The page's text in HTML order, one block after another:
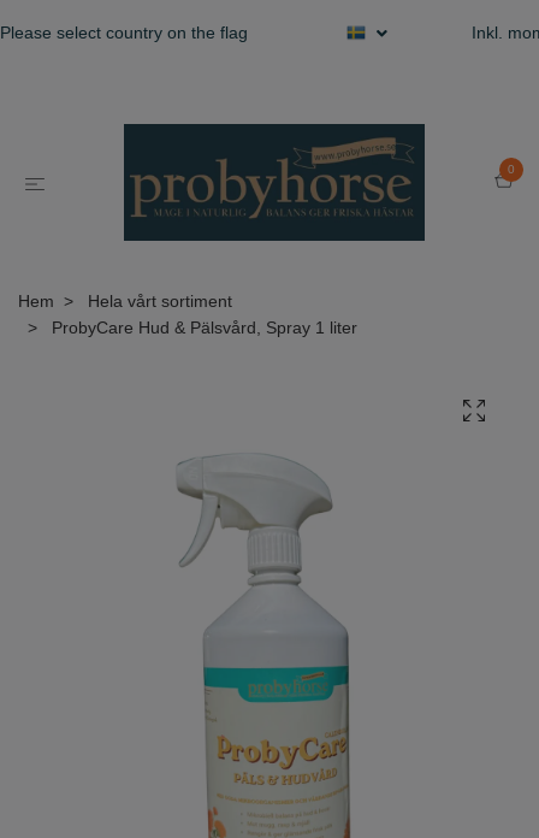
select country on the flag Inkl.
0
Hem
Hela vårt sortiment
ProbyCare Hud & Pälsvård, Spray 1 liter